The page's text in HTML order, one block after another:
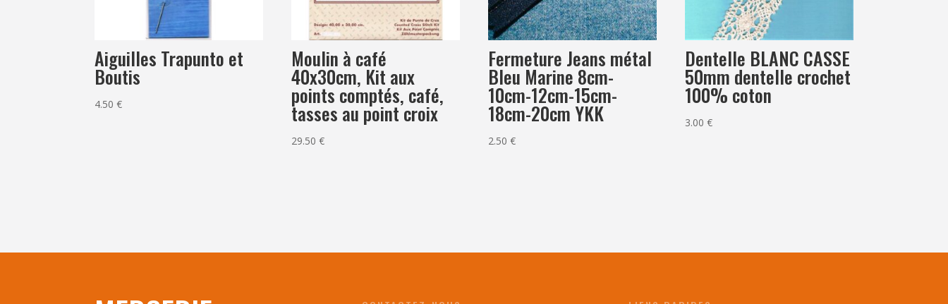
Aiguilles Trapunto et
Boutis
4.50€
Moulin à café
40x30cm, Kit aux
points comptés, café,
tasses au point croix
29.50€
Fermeture Jeans métal
Bleu Marine 8cm-
10cm-12cm-15cm-
18cm-20cm YKK
2.50€
Dentelle BLANC CASSE
50mm dentelle crochet
100% coton
3.00€